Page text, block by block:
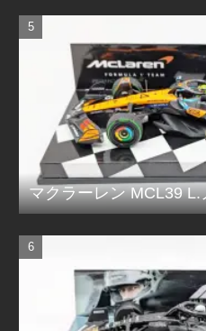
マクラーレン MCL39 L.